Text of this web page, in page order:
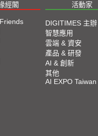
經閣 活動家
DIGITIMES 主辦
智慧應用
雲端 & 資安
產品 & 研發
AI & 創新
其他
AI EXPO Taiwan